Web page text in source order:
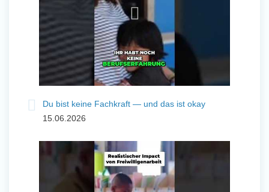
Du bist keine Fachkraft — und das ist okay
15.06.2026